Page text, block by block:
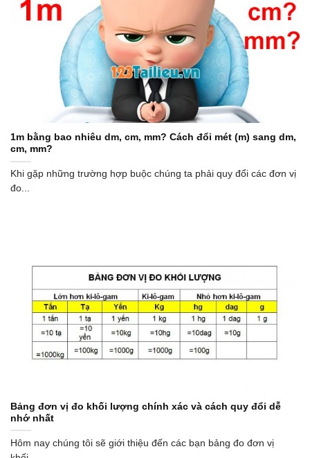
1m bằng bao nhiêu dm, cm, mm? Cách đổi mét (m) sang dm,
cm, mm?
Khi gặp những trường hợp buộc chúng ta phải quy đổi các đơn vị
đo...
Bảng đơn vị đo khối lượng chính xác và cách quy đổi dễ
nhớ nhất
Hôm nay chúng tôi sẽ giới thiệu đến các bạn bảng đo đơn vị